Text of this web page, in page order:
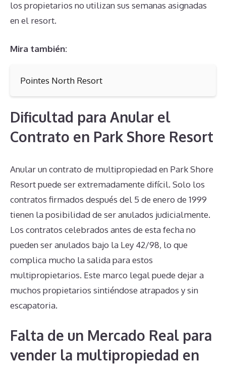
los propietarios no utilizan sus semanas asignadas
en el resort.
Mira también:
Pointes North Resort
Dificultad para Anular el
Contrato en Park Shore Resort
Anular un contrato de multipropiedad en Park Shore
Resort puede ser extremadamente difícil. Solo los
contratos firmados después del 5 de enero de 1999
tienen la posibilidad de ser anulados judicialmente.
Los contratos celebrados antes de esta fecha no
pueden ser anulados bajo la Ley 42/98, lo que
complica mucho la salida para estos
multipropietarios. Este marco legal puede dejar a
muchos propietarios sintiéndose atrapados y sin
escapatoria.
Falta de un Mercado Real para
vender la multipropiedad en